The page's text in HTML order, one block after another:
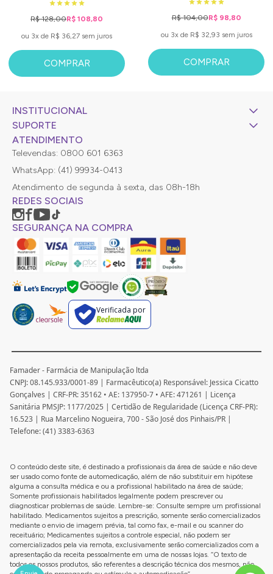
R$ 128,00R$ 108,80
ou 3x de R$ 36,27 sem juros
COMPRAR
R$ 104,00R$ 98,80
ou 3x de R$ 32,93 sem juros
COMPRAR
INSTITUCIONAL
SUPORTE
ATENDIMENTO
Televendas: 0800 601 6363
WhatsApp: (41) 99934-0413
Atendimento de segunda à sexta, das 08h-18h
REDES SOCIAIS
SEGURANÇA NA COMPRA
Verificada por
Famader - Farmácia de Manipulação ltda
CNPJ: 08.145.933/0001-89 | Farmacêutico(a) Responsável: Jessica Cicatto
Gonçalves | CRF-PR: 35162 • AE: 137950-7 • AFE: 471261 | Licença
Sanitária PMSJP: 1177/2025 | Certidão de Regularidade (Licença CRF-PR):
16.523 | Rua Marcelino Nogueira, 700 - São José dos Pinhais/PR |
Telefone: (41) 3383-6363
O conteúdo deste site, é destinado a profissionais da área de saúde e não deve
ser usado como fonte de automedicação, além de não substituir em hipótese
alguma a consulta médica e ou a profissional habilitado na área de saúde;
Somente profissionais habilitados legalmente podem prescrever ou
diagnosticar problemas de saúde. Lembre-se: Consulte sempre um profissional
habilitado. Medicamentos sujeitos a prescrição, somente serão comercializados
mediante o envio de imagem prévia, tal como fax, e-mail e ou scanner do
receituário; Medicamentes sujeitos a controle especial, não podem ser
comercializados pela via remota, exclusivamente serão comercializados com a
apresentação da receita pessoalmente em uma de nossas lojas. “O texto de
todos os nossos produtos, são referentes a descrição técnica dos mesmos, não